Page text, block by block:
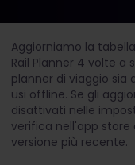
Aggiorniamo la
Rail Planner 4 volte
planner di viaggio sia
usi offline. Se gli
disattivati nelle
verifica nell'app store
versione più recente.